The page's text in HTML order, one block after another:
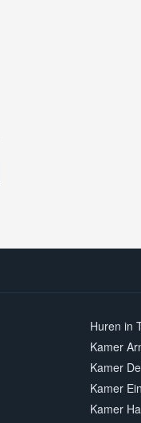
Huren in
Kamer
Kamer
Kamer
Kamer